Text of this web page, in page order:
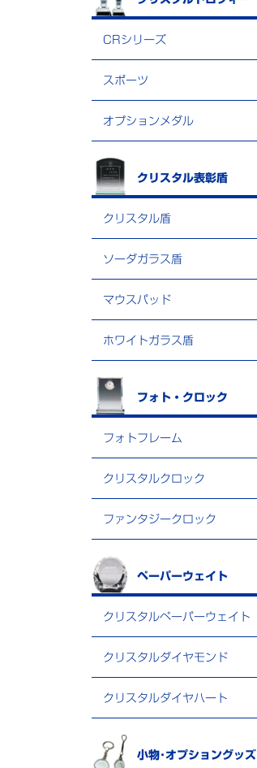
CRシリーズ
スポーツ
オプションメダル
クリスタル表彰盾
クリスタル盾
ソーダガラス盾
マウスパッド
ホワイトガラス盾
フォト・クロック
フォトフレーム
クリスタルクロック
ファンタジークロック
ペーパーウェイト
クリスタルペーパーウェイト
クリスタルダイヤモンド
クリスタルダイヤハート
小物･オプショングッズ